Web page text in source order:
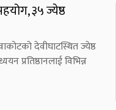
३५ ज्येष्ठ
देवीघाटस्थित ज्येष्ठ
प्रतिष्ठानलाई विभिन्न